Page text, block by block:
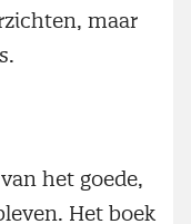
maar
het goede,
Het boek